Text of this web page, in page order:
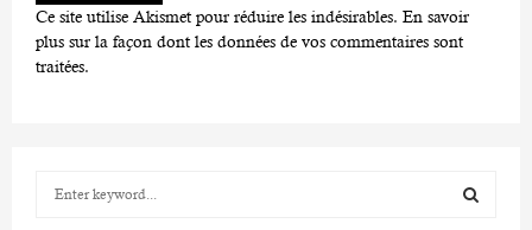
Ce site utilise Akismet pour réduire les indésirables. En savoir
plus sur la façon dont les données de vos commentaires sont
traitées.